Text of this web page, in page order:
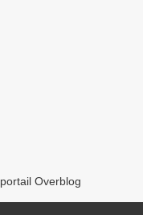
Overblog